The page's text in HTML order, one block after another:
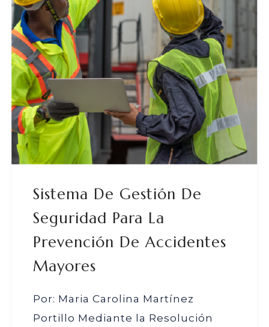
Sistema De Gestión De
Seguridad Para La
Prevención De Accidentes
Mayores
Por: Maria Carolina Martínez
Portillo Mediante la Resolución